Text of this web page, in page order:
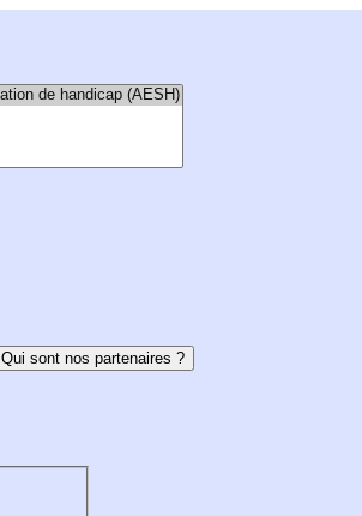
Qui sont nos partenaires ?